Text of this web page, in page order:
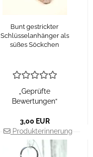
Bunt gestrickter
Schlüsselanhänger als
süßes Söckchen
„Geprüfte
Bewertungen“
3,00 EUR
Produkterinnerung